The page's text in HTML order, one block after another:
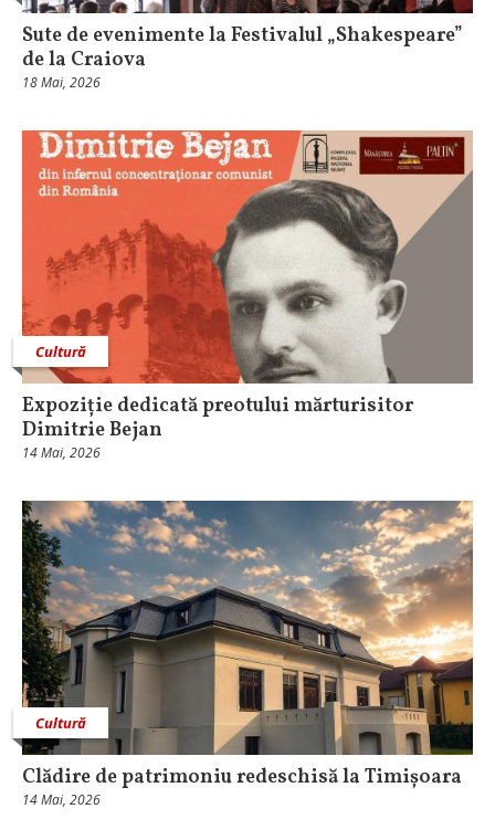
Sute de evenimente la Festivalul „Shakespeare”
de la Craiova
18 Mai, 2026
Cultură
Expoziție dedicată preotului mărturisitor
Dimitrie Bejan
14 Mai, 2026
Cultură
Clădire de patrimoniu redeschisă la Timișoara
14 Mai, 2026